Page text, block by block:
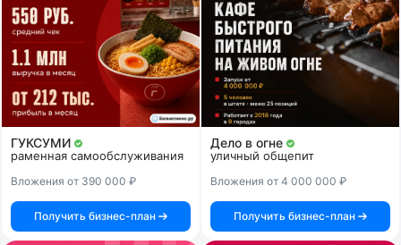
ГУКСУМИ
раменная самообслуживания
Вложения от 390 000 ₽
Получить бизнес-план
Дело в огне
уличный общепит
Вложения от 4 000 000 ₽
Получить бизнес-план